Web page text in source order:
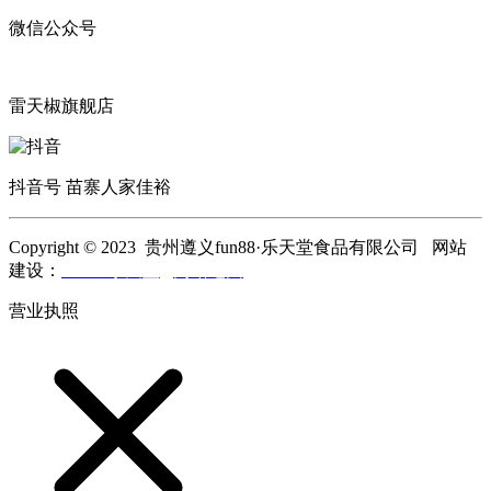
微信公众号
雷天椒旗舰店
抖音号 苗寨人家佳裕
Copyright © 2023 贵州遵义fun88·乐天堂食品有限公司 网站
建设：
营业执照